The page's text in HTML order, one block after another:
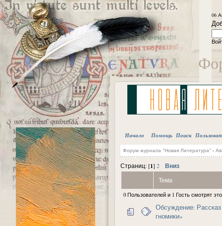
06
Начало Помощь Поиск
Форум журнала "Новая Литература"-
Страниц: [1] 2 Вниз
Тема
0 Пользователей и 1 Гость смотрят
Обсуждение:
гномики»